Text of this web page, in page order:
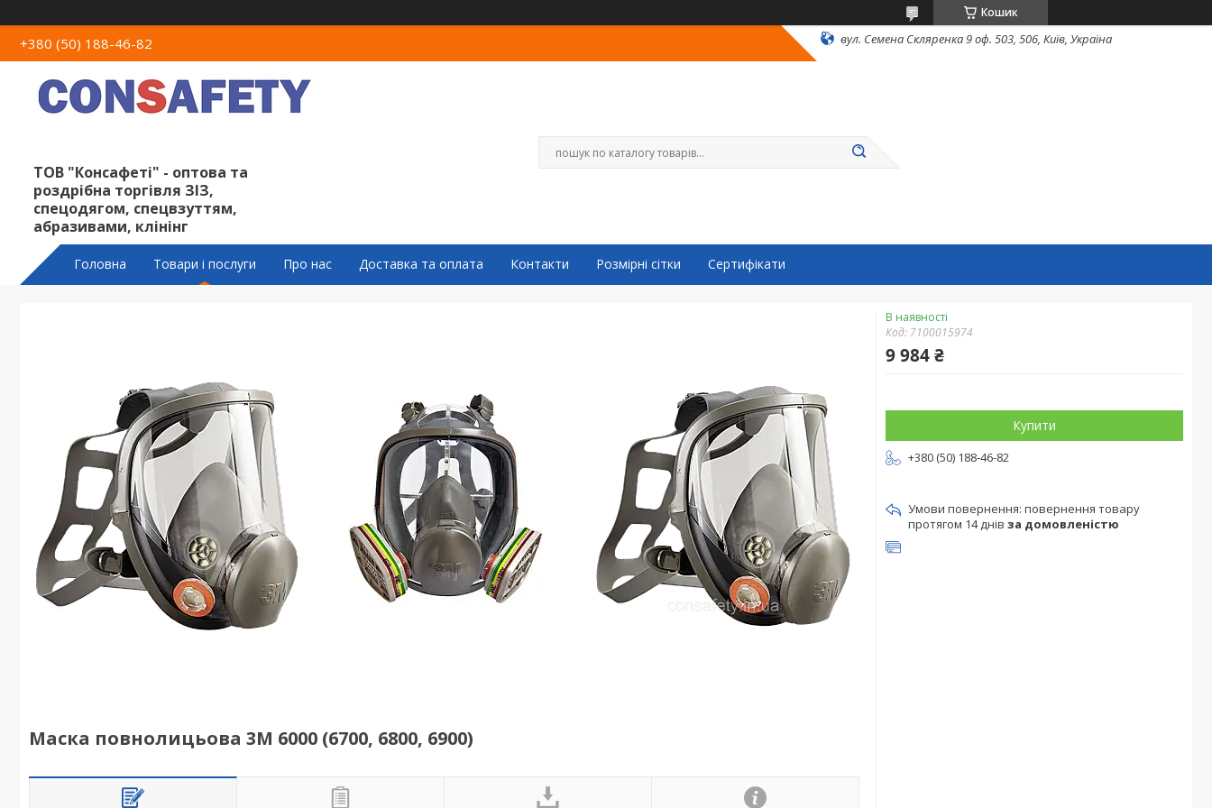
Кошик
+380 (50) 188-46-82 вул. Семена Скляренка 9 оф. 503, 506, Київ, Україна
ТОВ "Консафеті" - оптова та
роздрібна торгівля ЗІЗ,
спецодягом, спецвзуттям,
абразивами, клінінг
Головна Товари і послуги Про нас Доставка та оплата Контакти Розмірні сітки Сертифікати
Маска повнолицьова 3М 6000 (6700, 6800, 6900)
В наявності
Код: 7100015974
9 984 ₴
Купити
+380 (50) 188-46-82
повернення товару
протягом 14 днів за домовленістю